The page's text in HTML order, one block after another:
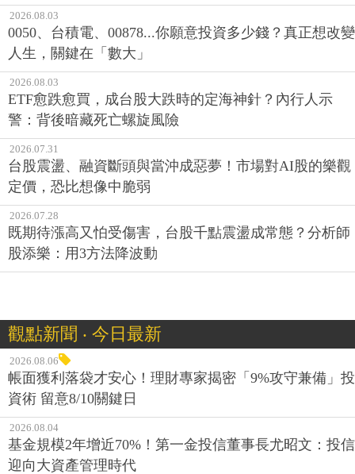
2026.08.03
0050、台積電、00878...你願意投資多少錢？真正想改變
人生，關鍵在「數大」
2026.08.03
ETF愈跌愈買，成台股大跌時的定海神針？內行人示
警：背後暗藏死亡螺旋風險
2026.07.31
台股震盪、融資斷頭與當沖成惡夢！市場對AI股的樂觀
定價，恐比想像中脆弱
2026.07.28
既期待漲高又怕受傷害，台股千點震盪成常態？分析師
股添樂：用3方法降波動
觀點新聞 ‧ 今日最新
2026.08.06
帳面獲利落袋才安心！理財專家揭密「9%攻守兼備」投
資術 留意8/10關鍵日
2026.08.04
基金規模2年增近70%！第一金投信董事長尤昭文：投信
迎向大資產管理時代